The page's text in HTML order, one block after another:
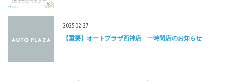
2025.02.27
【重要】オートプラザ西神店 一時閉店のお知らせ